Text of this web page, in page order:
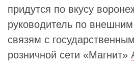
придутся по вкусу
руководитель по
связям с
розничной сети «Магнит»